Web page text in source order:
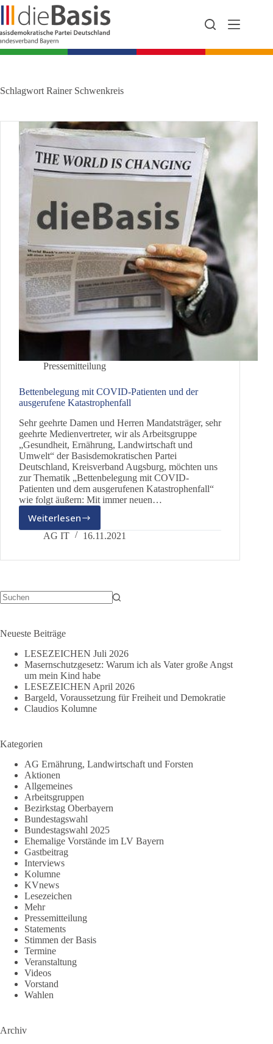
Zum
Inhalt
springen
Schlagwort Rainer Schwenkreis
Pressemitteilung
Bettenbelegung mit COVID-Patienten und der
ausgerufene Katastrophenfall
Sehr geehrte Damen und Herren Mandatsträger, sehr
geehrte Medienvertreter, wir als Arbeitsgruppe
„Gesundheit, Ernährung, Landwirtschaft und
Umwelt“ der Basisdemokratischen Partei
Deutschland, Kreisverband Augsburg, möchten uns
zur Thematik „Bettenbelegung mit COVID-
Patienten und dem ausgerufenen Katastrophenfall“
wie folgt äußern: Mit immer neuen…
WeiterlesenBettenbelegung
mit
Patienten
ausgerufene
AG IT 16.11.2021
Neueste Beiträge
LESEZEICHEN Juli 2026
Masernschutzgesetz: Warum ich als Vater große Angst
um mein Kind habe
LESEZEICHEN April 2026
Bargeld, Voraussetzung für Freiheit und Demokratie
Claudios Kolumne
Kategorien
AG Ernährung, Landwirtschaft und Forsten
Aktionen
Allgemeines
Arbeitsgruppen
Bezirkstag Oberbayern
Bundestagswahl
Bundestagswahl 2025
Ehemalige Vorstände im LV Bayern
Gastbeitrag
Interviews
Kolumne
KVnews
Lesezeichen
Mehr
Pressemitteilung
Statements
Stimmen der Basis
Termine
Veranstaltung
Videos
Vorstand
Wahlen
Archiv